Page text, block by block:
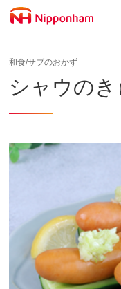
和食/サブのおかず
シャウのき